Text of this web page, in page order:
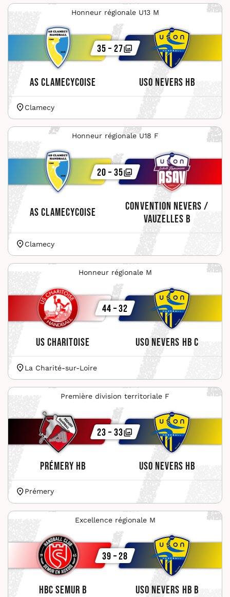
Honneur régionale U13 M
AS Clamecycoise USO Nevers HB
35 – 27
Clamecy
Honneur régionale U18 F
AS Clamecycoise
Convention Nevers /
Vauzelles B
20 – 35
Clamecy
Honneur régionale M
US Charitoise USO Nevers HB C
44 – 32
La Charité-sur-Loire
Première division territoriale F
Prémery HB USO Nevers HB
23 – 33
Prémery
Excellence régionale M
HBC Semur B USO Nevers HB B
39 – 28